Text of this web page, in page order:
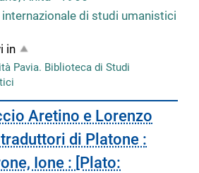
internazionale di studi umanistici
in
Pavia. Biblioteca di Studi
Aretino e Lorenzo
di Platone :
Ione : [Plato: